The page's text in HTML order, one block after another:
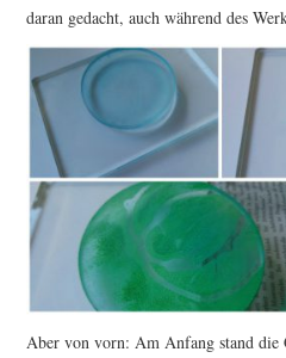
daran gedacht, auch während des
Aber von vorn: Am Anfang stand